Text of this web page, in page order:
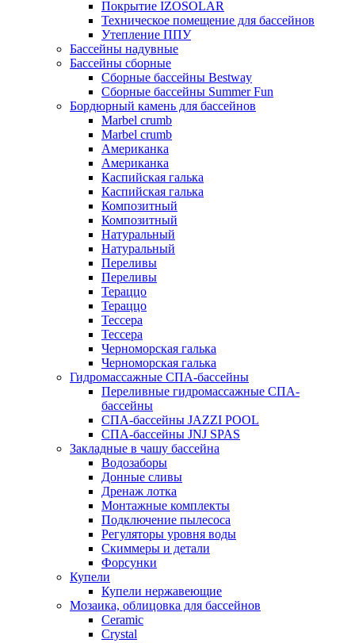
Покрытие IZOSOLAR
Техническое помещение для бассейнов
Утепление ППУ
Бассейны надувные
Бассейны сборные
Сборные бассейны Bestway
Сборные бассейны Summer Fun
Бордюрный камень для бассейнов
Marbel crumb
Marbel crumb
Американка
Американка
Каспийская галька
Каспийская галька
Композитный
Композитный
Натуральный
Натуральный
Переливы
Переливы
Тераццо
Тераццо
Тессера
Тессера
Черноморская галька
Черноморская галька
Гидромассажные СПА-бассейны
Переливные гидромассажные СПА-
бассейны
СПА-бассейны JAZZI POOL
СПА-бассейны JNJ SPAS
Закладные в чашу бассейна
Водозаборы
Донные сливы
Дренаж лотка
Монтажные комплекты
Подключение пылесоса
Регуляторы уровня воды
Скиммеры и детали
Форсунки
Купели
Купели нержавеющие
Мозаика, облицовка для бассейнов
Ceramic
Crystal